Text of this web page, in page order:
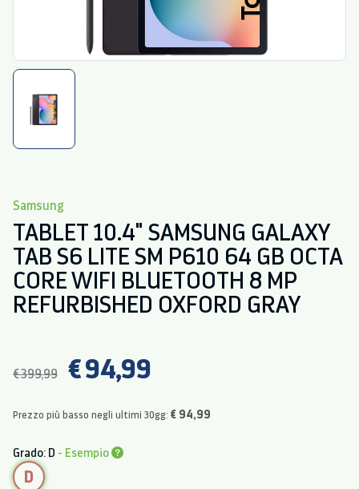
Samsung
TABLET 10.4" SAMSUNG GALAXY
TAB S6 LITE SM P610 64 GB OCTA
CORE WIFI BLUETOOTH 8 MP
REFURBISHED OXFORD GRAY
€ 399,99 € 94,99
Prezzo più basso negli ultimi 30gg: € 94,99
Grado: D - Esempio
D